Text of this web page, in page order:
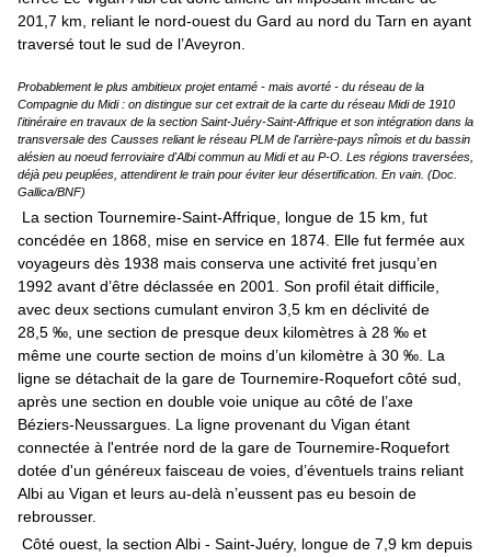
201,7 km, reliant le nord-ouest du Gard au nord du Tarn en ayant
traversé tout le sud de l’Aveyron.
Probablement le plus ambitieux projet entamé - mais avorté - du réseau de la
Compagnie du Midi : on distingue sur cet extrait de la carte du réseau Midi de 1910
l'itinéraire en travaux de la section Saint-Juéry-Saint-Affrique et son intégration dans la
transversale des Causses reliant le réseau PLM de l'arrière-pays nîmois et du bassin
alésien au noeud ferroviaire d'Albi commun au Midi et au P-O. Les régions traversées,
déjà peu peuplées, attendirent le train pour éviter leur désertification. En vain. (Doc.
Gallica/BNF)
La section Tournemire-Saint-Affrique, longue de 15 km, fut
concédée en 1868, mise en service en 1874. Elle fut fermée aux
voyageurs dès 1938 mais conserva une activité fret jusqu’en
1992 avant d’être déclassée en 2001. Son profil était difficile,
avec deux sections cumulant environ 3,5 km en déclivité de
28,5 ‰, une section de presque deux kilomètres à 28 ‰ et
même une courte section de moins d’un kilomètre à 30 ‰. La
ligne se détachait de la gare de Tournemire-Roquefort côté sud,
après une section en double voie unique au côté de l’axe
Béziers-Neussargues. La ligne provenant du Vigan étant
connectée à l'entrée nord de la gare de Tournemire-Roquefort
dotée d'un généreux faisceau de voies, d’éventuels trains reliant
Albi au Vigan et leurs au-delà n’eussent pas eu besoin de
rebrousser.
Côté ouest, la section Albi - Saint-Juéry, longue de 7,9 km depuis